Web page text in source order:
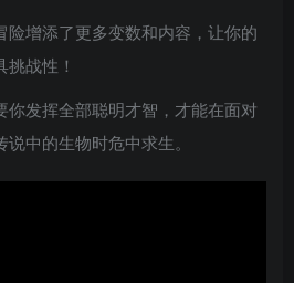
险增添了更多变数和内容，让你的
战性！
你发挥全部聪明才智，才能在面对
中的生物时危中求生。